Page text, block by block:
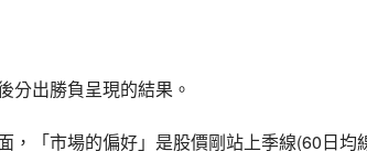
分出勝負呈現的結果。
，「市場的偏好」是股價剛站上季線(60日均